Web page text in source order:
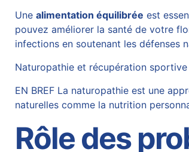
Unealimentation équilibrée est
pouvez améliorer la santé de votre
infections en soutenant les défenses
Naturopathie et récupération
EN BREF La naturopathie est une
naturelles comme la nutrition
Rôle des